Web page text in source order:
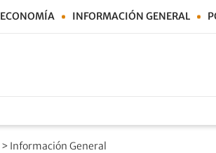
ECONOMÍA INFORMACIÓN GENERAL
> Información General